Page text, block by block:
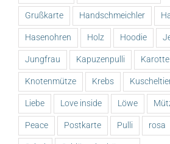
Grußkarte Handschmeichler
Hasenohren Holz Hoodie
Jungfrau Kapuzenpulli Karotte
Knotenmütze Krebs
Liebe Love inside Löwe
Peace Postkarte Pulli rosa